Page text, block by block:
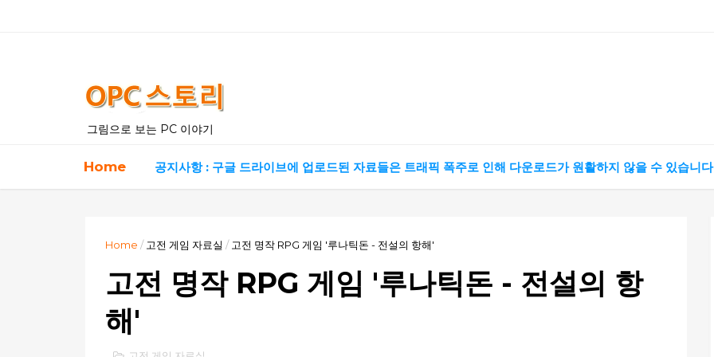
그림으로 보는 PC 이야기
Home 공지사항 : 구글 드라이브에 업로드된 자료들은 트래픽 폭주로 인해 다운로드가 원활하지 않을 수 있습니
Home / 고전 게임 자료실 / 고전 명작 RPG 게임 '루나틱돈 - 전설의 항해'
고전 명작 RPG 게임 '루나틱돈 - 전설의 항
해'